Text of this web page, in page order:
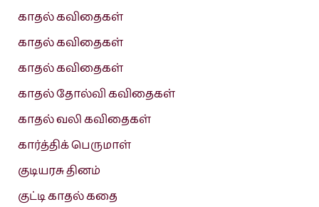
காதல் கவிதைகள்
காதல் கவிதைகள்
காதல் கவிதைகள்
காதல் தோல்வி கவிதைகள்
காதல் வலி கவிதைகள்
கார்த்திக் பெருமாள்
குடியரசு தினம்
குட்டி காதல் கதை